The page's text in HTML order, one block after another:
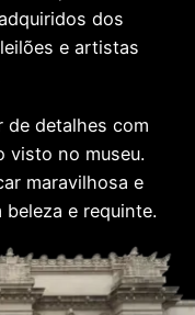
dos
e artistas
de detalhes com
visto no museu.
maravilhosa e
e requinte.